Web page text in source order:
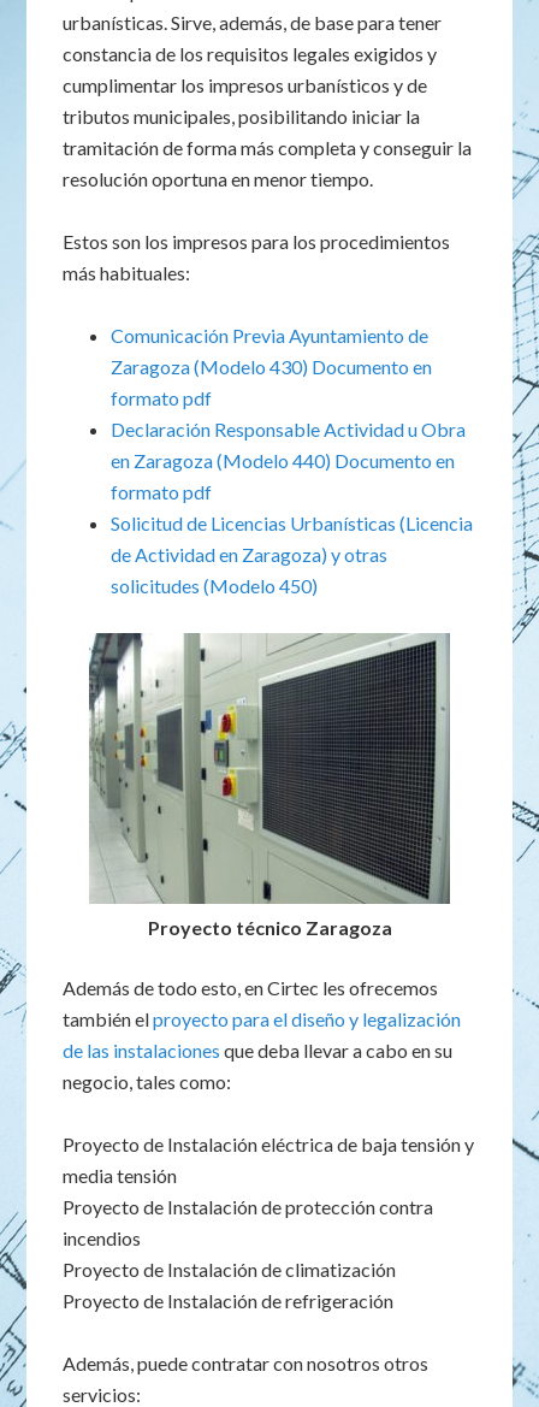
urbanísticas. Sirve, además, de base para tener
constancia de los requisitos legales exigidos y
cumplimentar los impresos urbanísticos y de
tributos municipales, posibilitando iniciar la
tramitación de forma más completa y conseguir la
resolución oportuna en menor tiempo.
Estos son los impresos para los procedimientos
más habituales:
Comunicación Previa Ayuntamiento de
Zaragoza (Modelo 430) Documento en
formato pdf
Declaración Responsable Actividad u Obra
en Zaragoza (Modelo 440) Documento en
formato pdf
Solicitud de Licencias Urbanísticas (Licencia
de Actividad en Zaragoza) y otras
solicitudes (Modelo 450)
Proyecto técnico Zaragoza
Además de todo esto, en Cirtec les ofrecemos
también elproyecto para el diseño y legalización
de las instalaciones que deba llevar a cabo en su
negocio, tales como:
Proyecto de Instalación eléctrica de baja tensión y
media tensión
Proyecto de Instalación de protección contra
incendios
Proyecto de Instalación de climatización
Proyecto de Instalación de refrigeración
Además, puede contratar con nosotros otros
servicios: